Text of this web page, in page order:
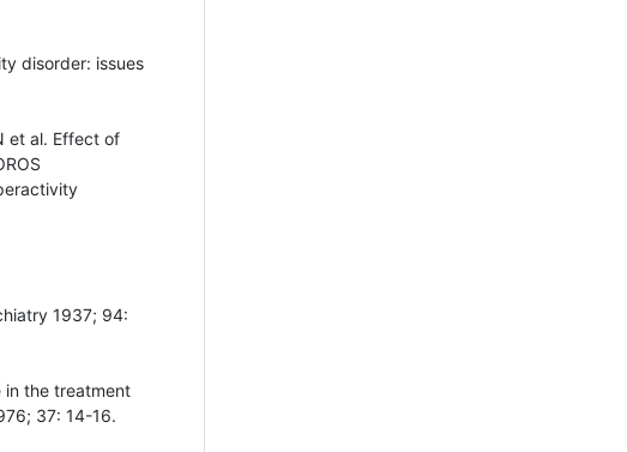
disorder: issues
et al. Effect of
1937; 94:
in the treatment
37: 14-16.